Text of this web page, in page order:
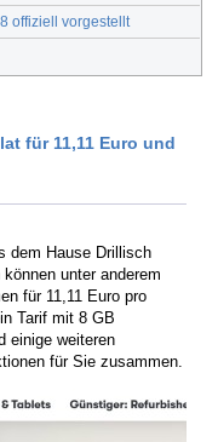
offiziell vorgestellt
für 11,11 Euro und
dem Hause Drillisch
unter anderem
für 11,11 Euro pro
Tarif mit 8 GB
einige weiteren
für Sie zusammen.